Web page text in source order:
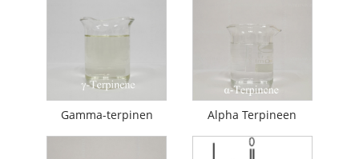
Gamma-terpinen Alpha Terpineen